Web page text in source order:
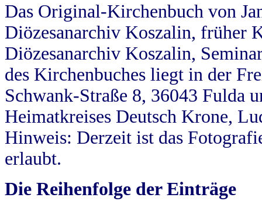
Das Original-Kirchenbuch von
Diözesanarchiv Koszalin, früher
Diözesanarchiv Koszalin,
des Kirchenbuches liegt in der
Schwank-Straße 8, 36043 Fulda
Heimatkreises Deutsch Krone,
Hinweis: Derzeit ist das
erlaubt.
Die Reihenfolge der Einträge